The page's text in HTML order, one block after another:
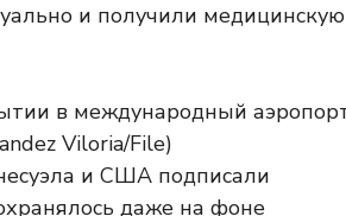
и получили медицинскую
и США подписали
даже на фоне